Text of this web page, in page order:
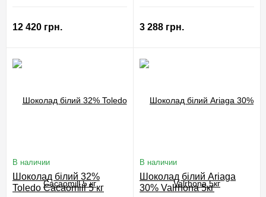
12 420 грн. 3 288 грн.
В наличии
Шоколад білий 32%
Toledo Cacaomill 5 кг
В наличии
Шоколад білий Ariaga
30% Valrhona 5кг